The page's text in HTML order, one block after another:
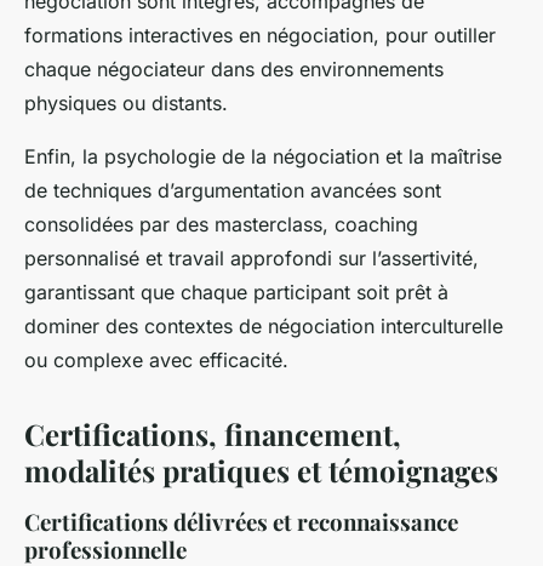
formations interactives en négociation, pour outiller
chaque négociateur dans des environnements
physiques ou distants.
Enfin, la psychologie de la négociation et la maîtrise
de techniques d’argumentation avancées sont
consolidées par des masterclass, coaching
personnalisé et travail approfondi sur l’assertivité,
garantissant que chaque participant soit prêt à
dominer des contextes de négociation interculturelle
ou complexe avec efficacité.
Certifications, financement,
modalités pratiques et témoignages
Certifications délivrées et reconnaissance
professionnelle